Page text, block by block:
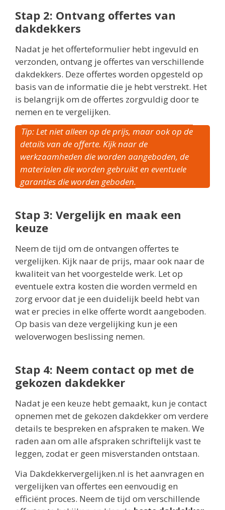
Stap 2: Ontvang offertes van
dakdekkers
Nadat je het offerteformulier hebt ingevuld en
verzonden, ontvang je offertes van verschillende
dakdekkers. Deze offertes worden opgesteld op
basis van de informatie die je hebt verstrekt. Het
is belangrijk om de offertes zorgvuldig door te
nemen en te vergelijken.
Tip: Let niet alleen op de prijs, maar ook op de
details van de offerte. Kijk naar de
werkzaamheden die worden aangeboden, de
materialen die worden gebruikt en eventuele
garanties die worden geboden.
Stap 3: Vergelijk en maak een
keuze
Neem de tijd om de ontvangen offertes te
vergelijken. Kijk naar de prijs, maar ook naar de
kwaliteit van het voorgestelde werk. Let op
eventuele extra kosten die worden vermeld en
zorg ervoor dat je een duidelijk beeld hebt van
wat er precies in elke offerte wordt aangeboden.
Op basis van deze vergelijking kun je een
weloverwogen beslissing nemen.
Stap 4: Neem contact op met de
gekozen dakdekker
Nadat je een keuze hebt gemaakt, kun je contact
opnemen met de gekozen dakdekker om verdere
details te bespreken en afspraken te maken. We
raden aan om alle afspraken schriftelijk vast te
leggen, zodat er geen misverstanden ontstaan.
Via Dakdekkervergelijken.nl is het aanvragen en
vergelijken van offertes een eenvoudig en
efficiënt proces. Neem de tijd om verschillende